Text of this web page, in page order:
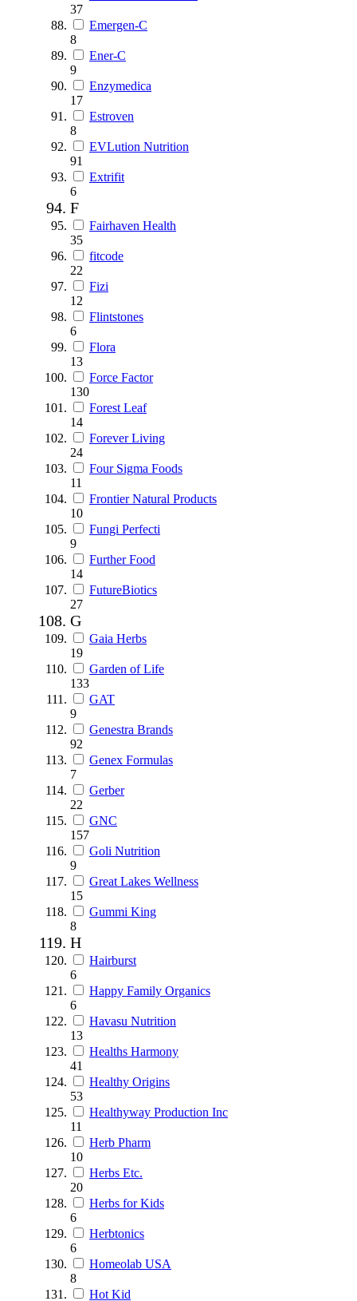
37
Emergen-C
8
Ener-C
9
Enzymedica
17
Estroven
8
EVLution Nutrition
91
Extrifit
6
F
Fairhaven Health
35
fitcode
22
Fizi
12
Flintstones
6
Flora
13
Force Factor
130
Forest Leaf
14
Forever Living
24
Four Sigma Foods
11
Frontier Natural Products
10
Fungi Perfecti
9
Further Food
14
FutureBiotics
27
G
Gaia Herbs
19
Garden of Life
133
GAT
9
Genestra Brands
92
Genex Formulas
7
Gerber
22
GNC
157
Goli Nutrition
9
Great Lakes Wellness
15
Gummi King
8
H
Hairburst
6
Happy Family Organics
6
Havasu Nutrition
13
Healths Harmony
41
Healthy Origins
53
Healthyway Production Inc
11
Herb Pharm
10
Herbs Etc.
20
Herbs for Kids
6
Herbtonics
6
Homeolab USA
8
Hot Kid